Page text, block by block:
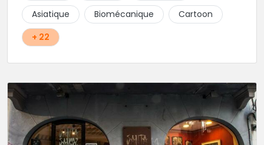
Asiatique
Biomécanique
Cartoon
+ 22